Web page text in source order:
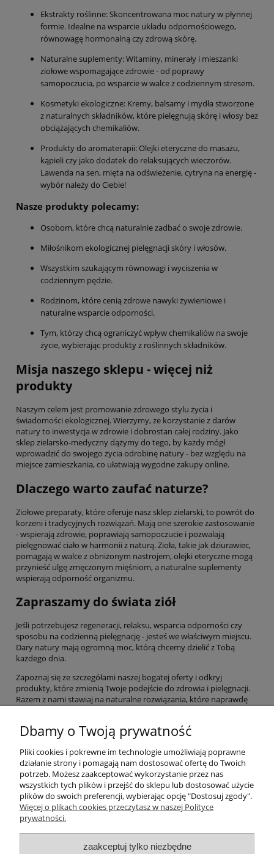
Ekstrakty roślinne: Skoncentrowana moc natury w płynnej
formie. Idealne na wsparcie układu odpornościowego,
równowagę hormonalną czy zdrową skórę.
Naturalne suplementy: Witaminy, minerały i mieszanki
ziołowe wspomagające zdrowie - od poprawy
samopoczucia, po wsparcie w walce z codziennym stresem.
Kosmetyki ekologiczne: Kremy, balsamy i mydła stworzone
z naturalnych składników, które pielęgnują skórę i włosy bez
obciążających chemikaliów.
Produkty do aromaterapii: Olejki eteryczne do masażu,
kąpieli czy jako dodatek do relaksujących wieczorów.
Lawenda na sen, mięta na odświeżenie, cytryna na energię -
wybór należy do Ciebie!
Nasze produkty polecamy:
Osobom, które chcą naturalnie zadbać o swoje zdrowie.
Miłośnikom ekologicznej pielęgnacji skóry i włosów.
Wszystkim szukającym równowagi i wyciszenia w
codziennym pędzie.
Rodzinom, które cenią zdrowe nawyki żywieniowe i
naturalne wsparcie odporności.
Tym, którzy chcą ograniczyć wpływ chemikaliów na swoje
życie, wybierając produkty z roślinnych składników.
Misja naszego sklepu - więcej niż
produkty
Naszym celem jest promowanie zdrowego stylu życia i
świadomości ekologicznej. Wierzymy, że korzystanie z darów
natury to inwestycja w zdrowie i dobrostan całej rodziny. Jako
sklep zielarsko-medyczny dążymy do tego, by każdy mógł
wprowadzić do swojego życia odrobinę natury - bez względu na
miejsce zamieszkania, co ułatwiają wygodne zakupy online.
Dlaczego warto zaufać naturze?
Ziołowe preparaty, które oferuje nasz sklep zielarski, to powrót do
korzeni i tradycyjnych rozwiązań. Mają one szerokie zastosowanie
- wspierają zdrowie, poprawiają samopoczucie i pozwalają
pielęgnować ciało w harmonii z naturą. Zioła, takie jak dziurawiec,
pomagają w walce z obniżonym nastrojem, olejki eteryczne mogą
przynieść ulgę zmęczonym mięśniom, a naturalne suplementy
wspierają odporność organizmu.
Zapraszamy do świata ziół
Jeśli potrzebujesz regeneracji, relaksu, wsparcia odporności czy
sposobu na codzienną pielęgnację - jesteś we właściwym miejscu.
Dary natury mają ogromną moc, którą chcemy dzielić z Tobą
każdego dnia.
Zapoznaj się ze szczegółami naszej bogatej oferty i odkryj
produkty, które zmienią Twoje podejście do zdrowia i pielęgnacji.
Razem z nami stawiaj na naturalne rozwiązania, które naprawdę
Pomoc
Moje konto
Informacje
Dbamy o Twoją prywatność
Pliki cookies i pokrewne im technologie umożliwiają poprawne
działanie strony i pomagają nam dostosować ofertę do Twoich
potrzeb. Możesz zaakceptować wykorzystanie przez nas
wszystkich tych plików i przejść do sklepu lub dostosować użycie
plików do swoich preferencji, wybierając opcję "Dostosuj zgody".
Więcej o plikach cookies przeczytasz w naszej Polityce
prywatności.
zaakceptuj tylko niezbędne